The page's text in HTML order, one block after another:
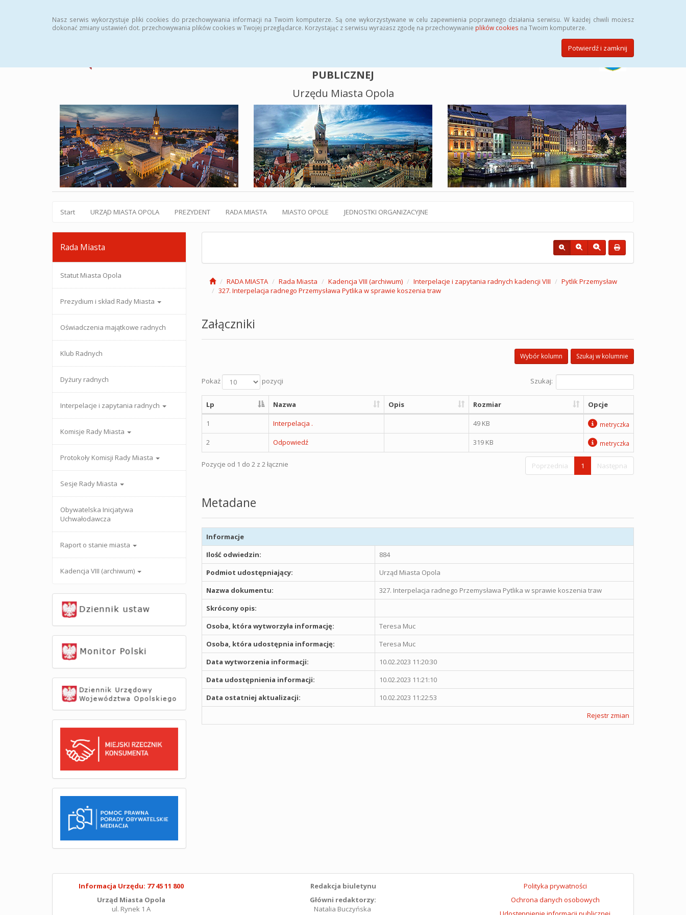
Nasz serwis wykorzystuje pliki cookies do przechowywania informacji na Twoim komputerze. Są one wykorzystywane w celu zapewnienia poprawnego działania serwisu. W każdej chwili możesz
dokonać zmiany ustawień dot. przechowywania plików cookies w Twojej przeglądarce. Korzystając z serwisu wyrażasz zgodę na przechowywanie plików cookies na Twoim komputerze.
Potwierdź i zamknij
PUBLICZNEJ
Urzędu Miasta Opola
Start URZĄD MIASTA OPOLA PREZYDENT RADA MIASTA MIASTO OPOLE JEDNOSTKI ORGANIZACYJNE
Rada Miasta
Statut Miasta Opola
Prezydium i skład Rady Miasta
Oświadczenia majątkowe radnych
Klub Radnych
Dyżury radnych
Interpelacje i zapytania radnych
Komisje Rady Miasta
Protokoły Komisji Rady Miasta
Sesje Rady Miasta
Obywatelska Inicjatywa
Uchwałodawcza
Raport o stanie miasta
Kadencja VIII (archiwum)
RADA MIASTA Rada Miasta Kadencja VIII (archiwum) Interpelacje i zapytania radnych kadencji VIII
Pytlik Przemysław
327. Interpelacja radnego Przemysława Pytlika w sprawie koszenia traw
Załączniki
Szukaj w kolumnie
Wybór kolumn
Pokaż pozycji Szukaj:
Lp Nazwa Opis Rozmiar Opcje
1 Interpelacja . 49 KB metryczka
2 Odpowiedź 319 KB metryczka
Pozycje od 1 do 2 z 2 łącznie Poprzednia 1 Następna
Metadane
Informacje
Ilość odwiedzin:
884
Podmiot udostępniający:
Urząd Miasta Opola
Nazwa dokumentu:
327. Interpelacja radnego Przemysława Pytlika w sprawie koszenia traw
Skrócony opis:
Osoba, która wytworzyła informację:
Teresa Muc
Osoba, która udostępnia informację:
Teresa Muc
Data wytworzenia informacji:
10.02.2023 11:20:30
Data udostępnienia informacji:
10.02.2023 11:21:10
Data ostatniej aktualizacji:
10.02.2023 11:22:53
Rejestr zmian
Informacja Urzędu: 77 45 11 800
Urząd Miasta Opola
ul. Rynek 1 A
Redakcja biuletynu
Główni redaktorzy:
Natalia Buczyńska
Polityka prywatności
Ochrona danych osobowych